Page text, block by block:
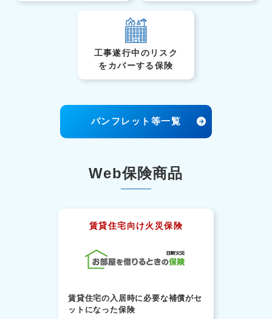
工事遂行中のリスク
をカバーする保険
パンフレット等一覧
Web保険商品
賃貸住宅向け火災保険
賃貸住宅の入居時に必要な補償がセ
ットになった保険